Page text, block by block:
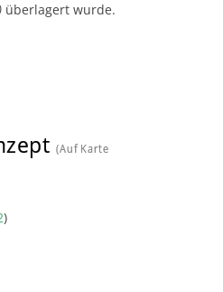
überlagert wurde.
(Auf Karte
)